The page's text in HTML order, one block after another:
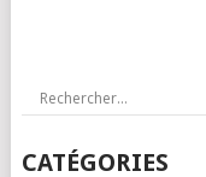
CATÉGORIES